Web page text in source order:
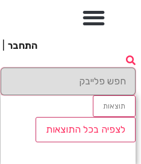
התחבר
תוצאות
לצפיה בכל התוצאות